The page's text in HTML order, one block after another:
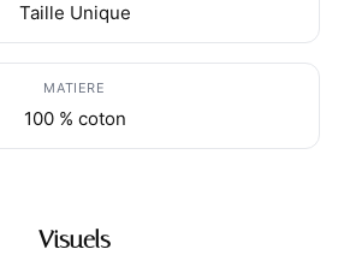
Taille Unique
MATIERE
100 % coton
Visuels